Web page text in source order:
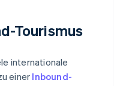
Tourismus
internationale
einer Inbound-